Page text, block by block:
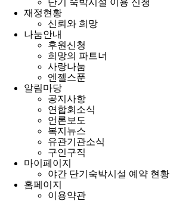
재정현황
신뢰와 희망
나눔안내
후원신청
희망의 파트너
사랑나눔
엔젤스푼
알림마당
공지사항
연합회소식
언론보도
복지뉴스
유관기관소식
구인구직
마이페이지
야간 단기숙박시설 예약 현황
홈페이지
이용약관